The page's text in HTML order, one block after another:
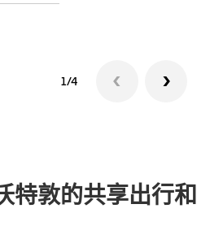
1/4
特敦的共享出行和